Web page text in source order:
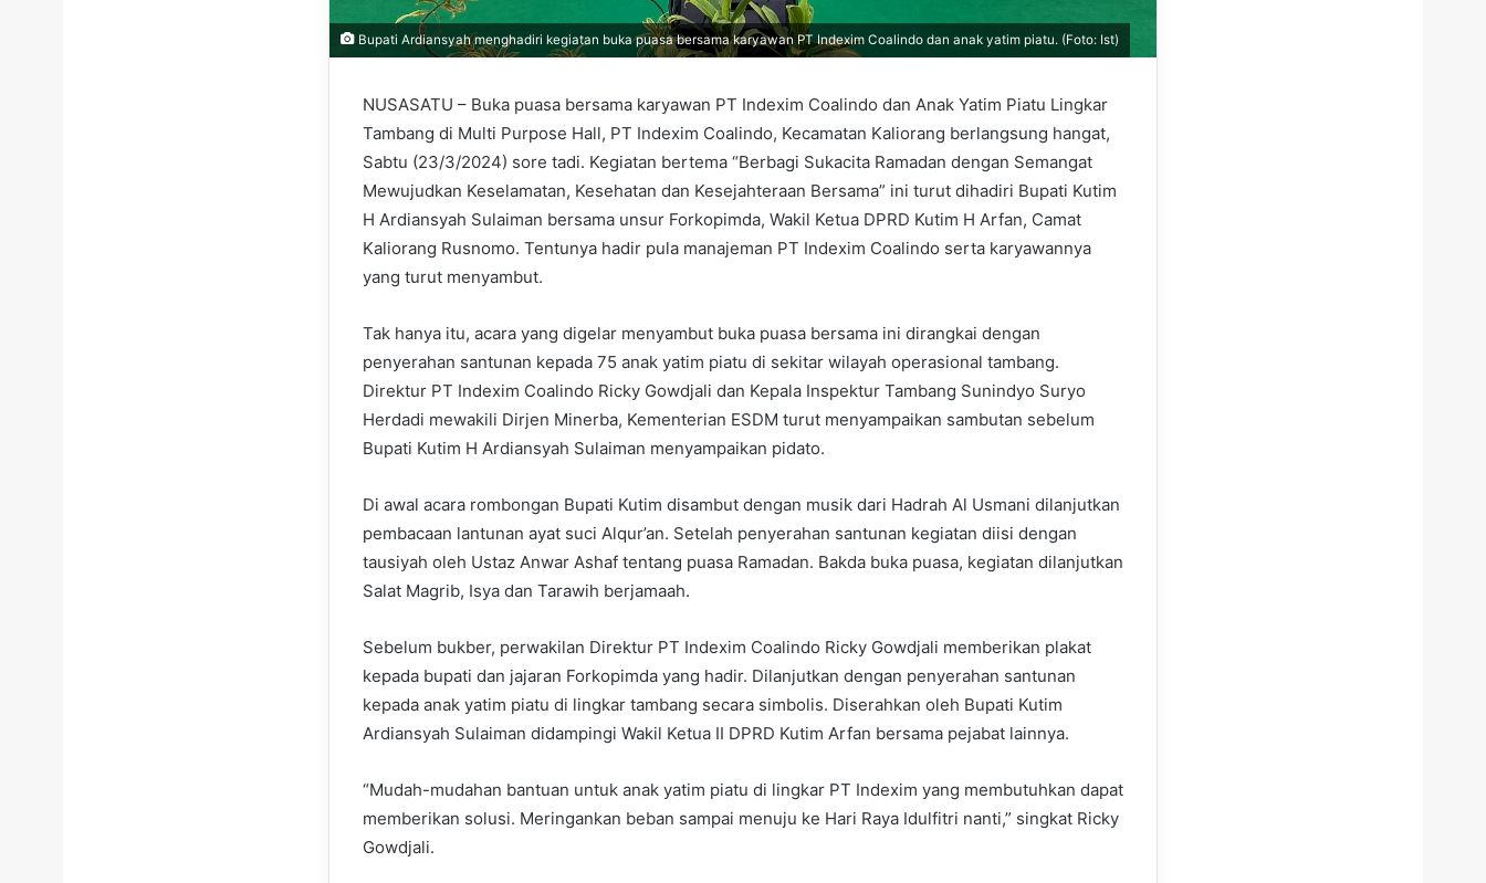
Bupati Ardiansyah menghadiri kegiatan buka puasa bersama karyawan PT Indexim Coalindo dan anak yatim piatu. (Foto: Ist)
NUSASATU – Buka puasa bersama karyawan PT Indexim Coalindo dan Anak Yatim Piatu Lingkar
Tambang di Multi Purpose Hall, PT Indexim Coalindo, Kecamatan Kaliorang berlangsung hangat,
Sabtu (23/3/2024) sore tadi. Kegiatan bertema “Berbagi Sukacita Ramadan dengan Semangat
Mewujudkan Keselamatan, Kesehatan dan Kesejahteraan Bersama” ini turut dihadiri Bupati Kutim
H Ardiansyah Sulaiman bersama unsur Forkopimda, Wakil Ketua DPRD Kutim H Arfan, Camat
Kaliorang Rusnomo. Tentunya hadir pula manajeman PT Indexim Coalindo serta karyawannya
yang turut menyambut.
Tak hanya itu, acara yang digelar menyambut buka puasa bersama ini dirangkai dengan
penyerahan santunan kepada 75 anak yatim piatu di sekitar wilayah operasional tambang.
Direktur PT Indexim Coalindo Ricky Gowdjali dan Kepala Inspektur Tambang Sunindyo Suryo
Herdadi mewakili Dirjen Minerba, Kementerian ESDM turut menyampaikan sambutan sebelum
Bupati Kutim H Ardiansyah Sulaiman menyampaikan pidato.
Di awal acara rombongan Bupati Kutim disambut dengan musik dari Hadrah Al Usmani dilanjutkan
pembacaan lantunan ayat suci Alqur’an. Setelah penyerahan santunan kegiatan diisi dengan
tausiyah oleh Ustaz Anwar Ashaf tentang puasa Ramadan. Bakda buka puasa, kegiatan dilanjutkan
Salat Magrib, Isya dan Tarawih berjamaah.
Sebelum bukber, perwakilan Direktur PT Indexim Coalindo Ricky Gowdjali memberikan plakat
kepada bupati dan jajaran Forkopimda yang hadir. Dilanjutkan dengan penyerahan santunan
kepada anak yatim piatu di lingkar tambang secara simbolis. Diserahkan oleh Bupati Kutim
Ardiansyah Sulaiman didampingi Wakil Ketua II DPRD Kutim Arfan bersama pejabat lainnya.
“Mudah-mudahan bantuan untuk anak yatim piatu di lingkar PT Indexim yang membutuhkan dapat
memberikan solusi. Meringankan beban sampai menuju ke Hari Raya Idulfitri nanti,” singkat Ricky
Gowdjali.